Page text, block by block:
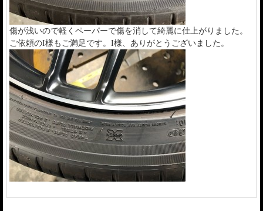
傷が浅いので軽くペーパーで傷を消して綺麗に仕上がりました。
ご依頼のI様もご満足です。I様、ありがとうございました。